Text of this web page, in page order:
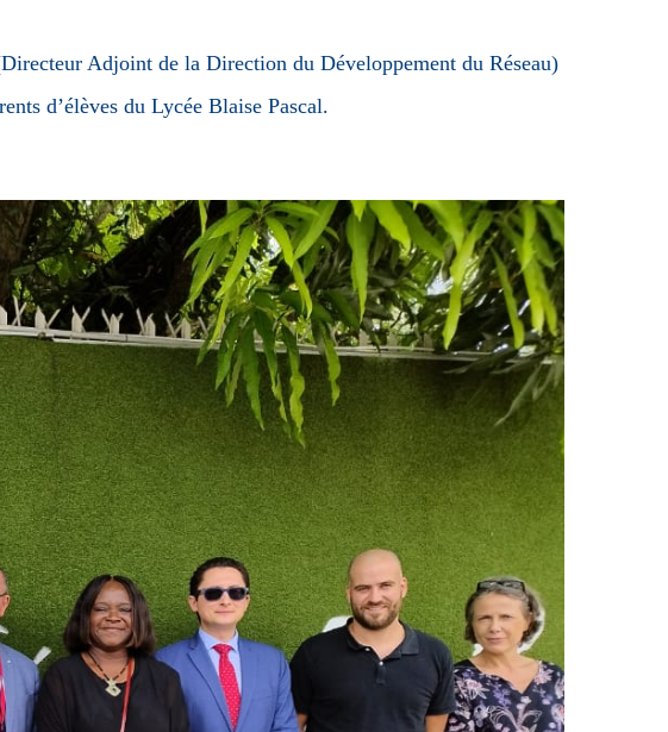
Adjoint de la Direction du Développement du Réseau)
d’élèves du Lycée Blaise Pascal.